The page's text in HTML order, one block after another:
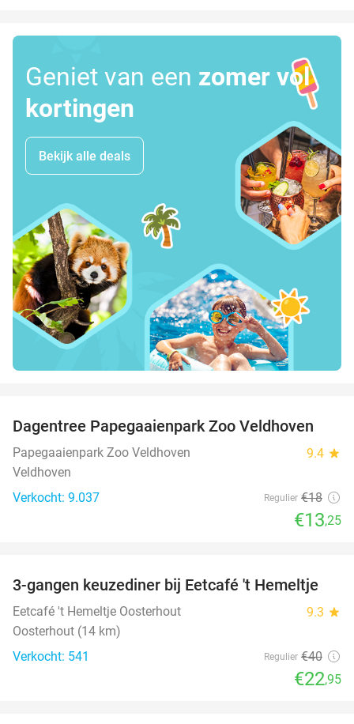
Geniet van een zomer vol
kortingen
Bekijk alle deals
26%
Dagentree Papegaaienpark Zoo Veldhoven
Papegaaienpark Zoo Veldhoven 9.4 star
Veldhoven
Verkocht: 9.037
Regulier €18
€13,25
43%
3-gangen keuzediner bij Eetcafé 't Hemeltje
Eetcafé 't Hemeltje Oosterhout 9.3 star
Oosterhout (14 km)
Verkocht: 541
Regulier €40
€22,95